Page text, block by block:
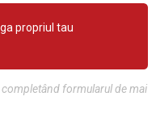
propriul tau
formularul de mai